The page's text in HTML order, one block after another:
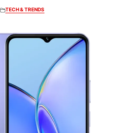
TECH & TRENDS